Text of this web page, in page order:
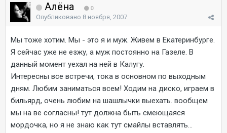
Алёна 0
Опубликовано 8 ноября, 2007
Мы тоже хотим. Мы - это я и муж. Живем в Екатеринбурге.
Я сейчас уже не езжу, а муж постоянно на Газеле. В
данный момент уехал на ней в Калугу.
Интересны все встречи, тока в основном по выходным
дням. Любим заниматься всем! Ходим на диско, играем в
бильярд, очень любим на шашлычки выехать. вообщем
мы на ве согласны! тут должна быть смеющаяся
мордочка, но я не знаю как тут смайлы вставлять...